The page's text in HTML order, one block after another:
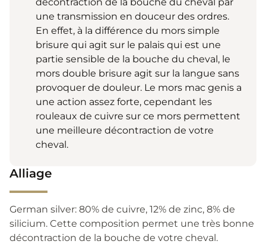
une transmission en douceur des ordres.
En effet, à la différence du mors simple
brisure qui agit sur le palais qui est une
partie sensible de la bouche du cheval, le
mors double brisure agit sur la langue sans
provoquer de douleur. Le mors mac genis a
une action assez forte, cependant les
rouleaux de cuivre sur ce mors permettent
une meilleure décontraction de votre
cheval.
Alliage
German silver: 80% de cuivre, 12% de zinc, 8% de
silicium. Cette composition permet une très bonne
décontraction de la bouche de votre cheval.